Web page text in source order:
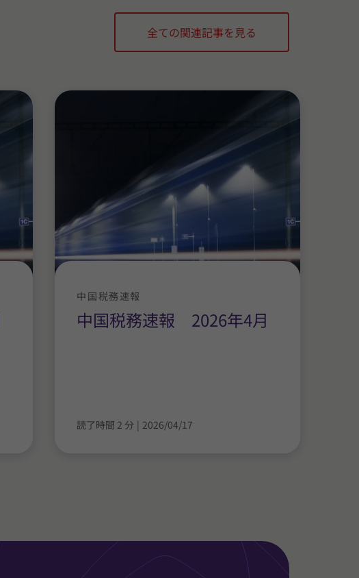
全ての関連記事を見る
中国税務速報 2026年4月
中国税務速報
読了時間 2 分 | 2026/04/17